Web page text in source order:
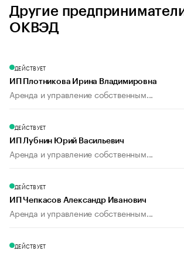
Другие
ОКВЭД
ДЕЙСТВУЕТ
ИП Плотникова Ирина Владимировна
Аренда и управление собственным...
ДЕЙСТВУЕТ
ИП Лубнин Юрий Васильевич
Аренда и управление собственным...
ДЕЙСТВУЕТ
ИП Чепкасов Александр Иванович
Аренда и управление собственным...
ДЕЙСТВУЕТ